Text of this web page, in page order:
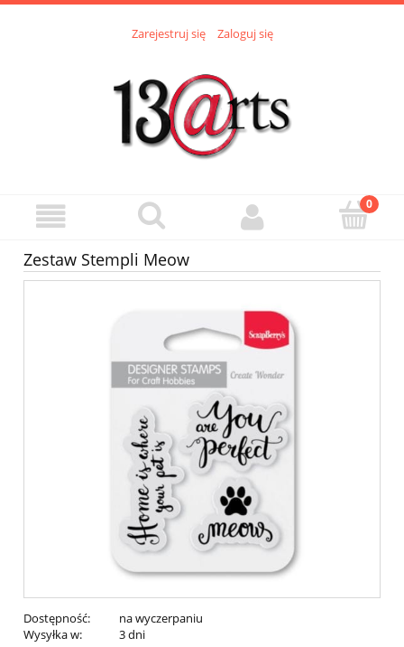
Zarejestruj się Zaloguj się
Zestaw Stempli Meow
Dostępność:
na wyczerpaniu
Wysyłka w:
3 dni